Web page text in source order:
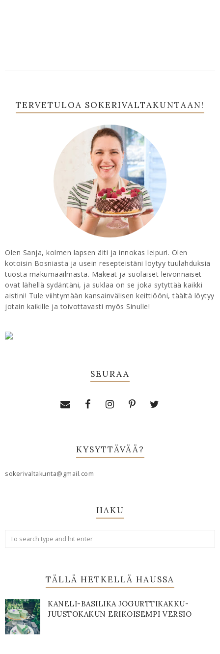
TERVETULOA SOKERIVALTAKUNTAAN!
Olen Sanja, kolmen lapsen äiti ja innokas leipuri. Olen
kotoisin Bosniasta ja usein resepteistäni löytyy tuulahduksia
tuosta makumaailmasta. Makeat ja suolaiset leivonnaiset
ovat lähellä sydäntäni, ja suklaa on se joka sytyttää kaikki
aistini! Tule viihtymään kansainvälisen keittiööni, täältä löytyy
jotain kaikille ja toivottavasti myös Sinulle!
SEURAA
KYSYTTÄVÄÄ?
sokerivaltakunta@gmail.com
HAKU
TÄLLÄ HETKELLÄ HAUSSA
KANELI-BASILIKA JOGURTTIKAKKU-
JUUSTOKAKUN ERIKOISEMPI VERSIO